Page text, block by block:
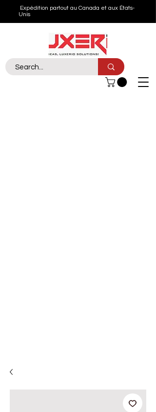
Expédition partout au Canada et aux États-
Unis